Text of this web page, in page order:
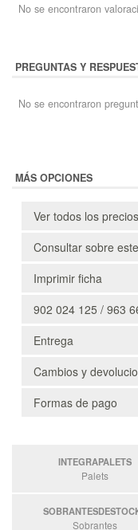
No se encontraron
PREGUNTAS Y
No se encontraron
MÁS OPCIONES
Ver todos los
Consultar sobre
Imprimir ficha
902 024 125 / 963
Entrega
Cambios y
Formas de pago
INTEGRAPALETS
Palets
Sobrantes